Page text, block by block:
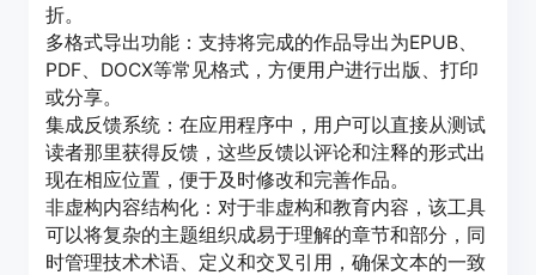
折。
多格式导出功能：支持将完成的作品导出为EPUB、
PDF、DOCX等常见格式，方便用户进行出版、打印
或分享。
集成反馈系统：在应用程序中，用户可以直接从测试
读者那里获得反馈，这些反馈以评论和注释的形式出
现在相应位置，便于及时修改和完善作品。
非虚构内容结构化：对于非虚构和教育内容，该工具
可以将复杂的主题组织成易于理解的章节和部分，同
时管理技术术语、定义和交叉引用，确保文本的一致